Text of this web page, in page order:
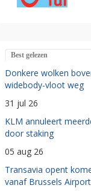
Best gelezen
Donkere wolken
widebody-vloot weg
31 jul 26
KLM annuleert
door staking
05 aug 26
Transavia opent
vanaf Brussels Airport